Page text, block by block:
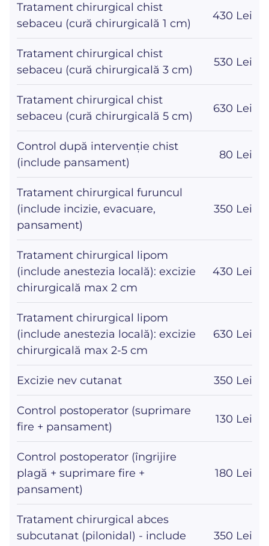
Tratament chirurgical chist
sebaceu (cură chirurgicală 1 cm)
430 Lei
Tratament chirurgical chist
sebaceu (cură chirurgicală 3 cm)
530 Lei
Tratament chirurgical chist
sebaceu (cură chirurgicală 5 cm)
630 Lei
Control după intervenție chist
(include pansament)
80 Lei
Tratament chirurgical furuncul
(include incizie, evacuare,
pansament)
350 Lei
Tratament chirurgical lipom
(include anestezia locală): excizie
chirurgicală max 2 cm
430 Lei
Tratament chirurgical lipom
(include anestezia locală): excizie
chirurgicală max 2-5 cm
630 Lei
Excizie nev cutanat 350 Lei
Control postoperator (suprimare
fire + pansament)
130 Lei
Control postoperator (îngrijire
plagă + suprimare fire +
pansament)
180 Lei
Tratament chirurgical abces
subcutanat (pilonidal) - include
350 Lei